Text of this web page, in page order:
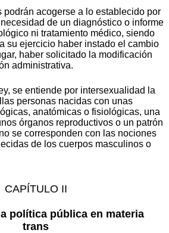
podrán acogerse a lo establecido por
de un diagnóstico o informe
ni tratamiento médico, siendo
su ejercicio haber instado el cambio
haber solicitado la modificación
administrativa.
se entiende por intersexualidad la
personas nacidas con unas
anatómicas o fisiológicas, una
órganos reproductivos o un patrón
se corresponden con las nociones
de los cuerpos masculinos o
CAPÍTULO II
política pública en materia
trans